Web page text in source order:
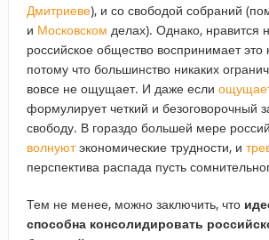
Дмитриеве), и со свободой собраний
и Московском делах). Однако, нравится
российское общество воспринимает это
потому что большинство никаких
вовсе не ощущает. И даже если
формулирует четкий и безоговорочный
свободу. В гораздо большей мере
волнуютэкономические трудности, и
перспектива распада пусть
Тем не менее, можно заключить, что
способна консолидировать